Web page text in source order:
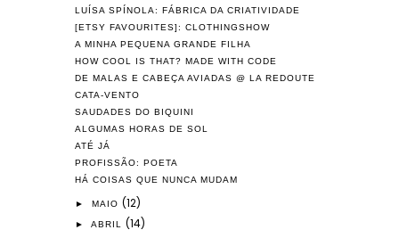
LUÍSA SPÍNOLA: FÁBRICA DA CRIATIVIDADE
[ETSY FAVOURITES]: CLOTHINGSHOW
A MINHA PEQUENA GRANDE FILHA
HOW COOL IS THAT? MADE WITH CODE
DE MALAS E CABEÇA AVIADAS @ LA REDOUTE
CATA-VENTO
SAUDADES DO BIQUINI
ALGUMAS HORAS DE SOL
ATÉ JÁ
PROFISSÃO: POETA
HÁ COISAS QUE NUNCA MUDAM
► MAIO (12)
► ABRIL (14)